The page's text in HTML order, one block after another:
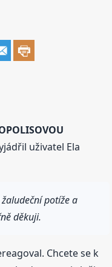
uživatel Ela
potíže a
děkuji.
Chcete se k